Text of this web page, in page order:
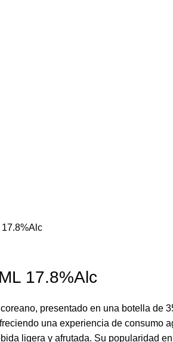
17.8%Alc
17.8%Alc
presentado en una botella de
una experiencia de
ligera y afrutada. Su popularidad